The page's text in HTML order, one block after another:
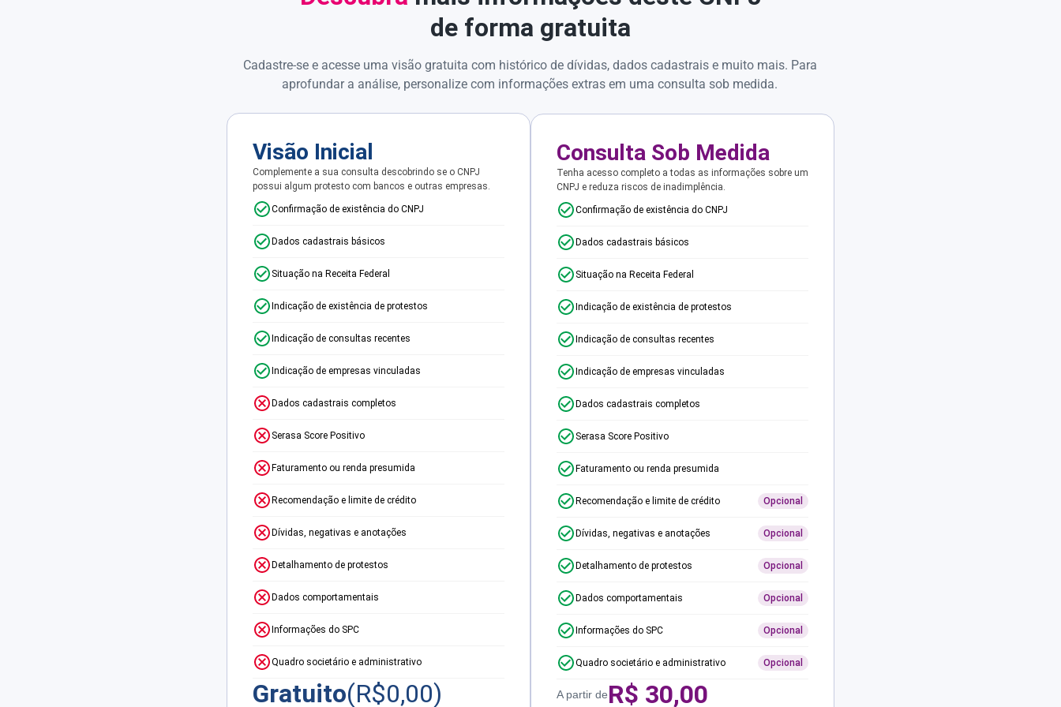
de forma gratuita
Cadastre-se e acesse uma visão gratuita com histórico de dívidas, dados cadastrais e muito mais. Para
aprofundar a análise, personalize com informações extras em uma consulta sob medida.
Visão Inicial
Complemente a sua consulta descobrindo se o CNPJ
possui algum protesto com bancos e outras empresas.
Confirmação de existência do CNPJ
Dados cadastrais básicos
Situação na Receita Federal
Indicação de existência de protestos
Indicação de consultas recentes
Indicação de empresas vinculadas
Dados cadastrais completos
Serasa Score Positivo
Faturamento ou renda presumida
Recomendação e limite de crédito
Dívidas, negativas e anotações
Detalhamento de protestos
Dados comportamentais
Informações do SPC
Quadro societário e administrativo
Gratuito(R$0,00)
Consulta Sob Medida
Tenha acesso completo a todas as informações sobre um
CNPJ e reduza riscos de inadimplência.
Confirmação de existência do CNPJ
Dados cadastrais básicos
Situação na Receita Federal
Indicação de existência de protestos
Indicação de consultas recentes
Indicação de empresas vinculadas
Dados cadastrais completos
Serasa Score Positivo
Faturamento ou renda presumida
Recomendação e limite de crédito Opcional
Dívidas, negativas e anotações Opcional
Detalhamento de protestos Opcional
Dados comportamentais Opcional
Informações do SPC Opcional
Quadro societário e administrativo Opcional
A partir deR$ 30,00